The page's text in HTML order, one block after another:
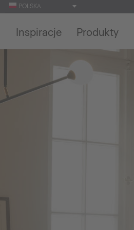
POLSKA
Inspiracje Produkty